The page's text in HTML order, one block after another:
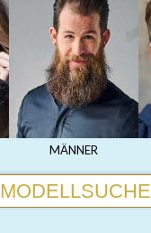
MÄNNER
MODELLSUCHE